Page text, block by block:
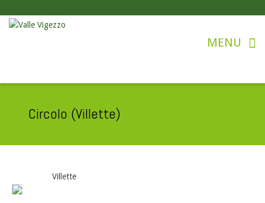
Circolo (Villette)
Villette